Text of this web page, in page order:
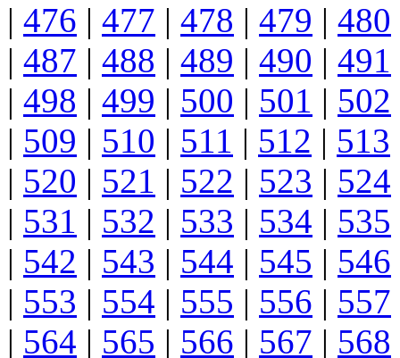
| 476 | 477 | 478 | 479 | 480
| 487 | 488 | 489 | 490 | 491
| 498 | 499 | 500 | 501 | 502
| 509 | 510 | 511 | 512 | 513
| 520 | 521 | 522 | 523 | 524
| 531 | 532 | 533 | 534 | 535
| 542 | 543 | 544 | 545 | 546
| 553 | 554 | 555 | 556 | 557
| 564 | 565 | 566 | 567 | 568